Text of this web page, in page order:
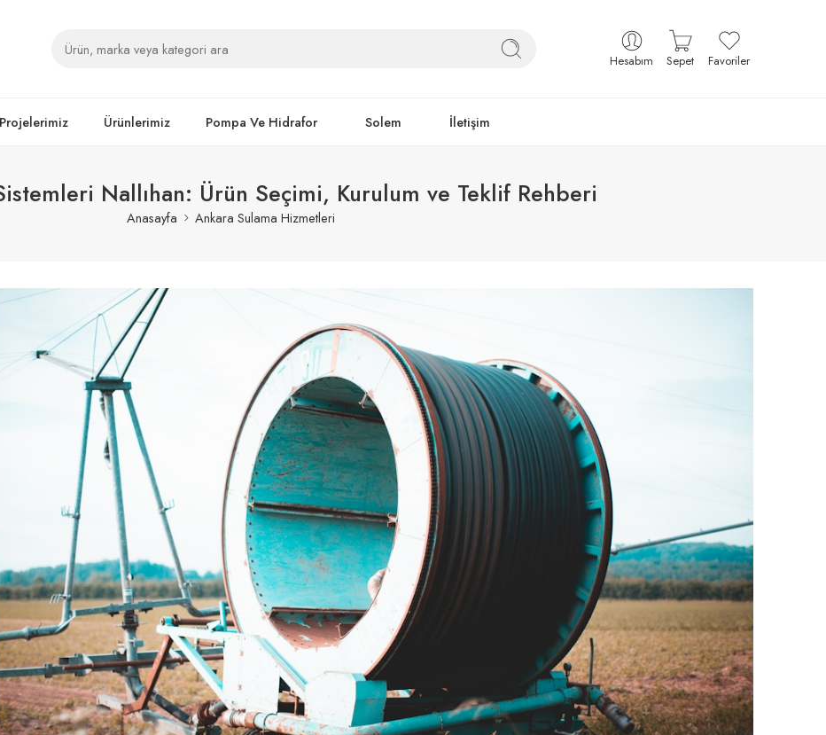
Hesabım Sepet Favoriler
Projelerimiz Ürünlerimiz Pompa Ve Hidrafor Solem İletişim
Nallıhan: Ürün Seçimi, Kurulum ve Teklif Rehberi
Anasayfa Ankara Sulama Hizmetleri